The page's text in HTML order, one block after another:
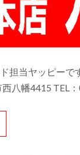
担当ヤッピー
八幡4415 TEL